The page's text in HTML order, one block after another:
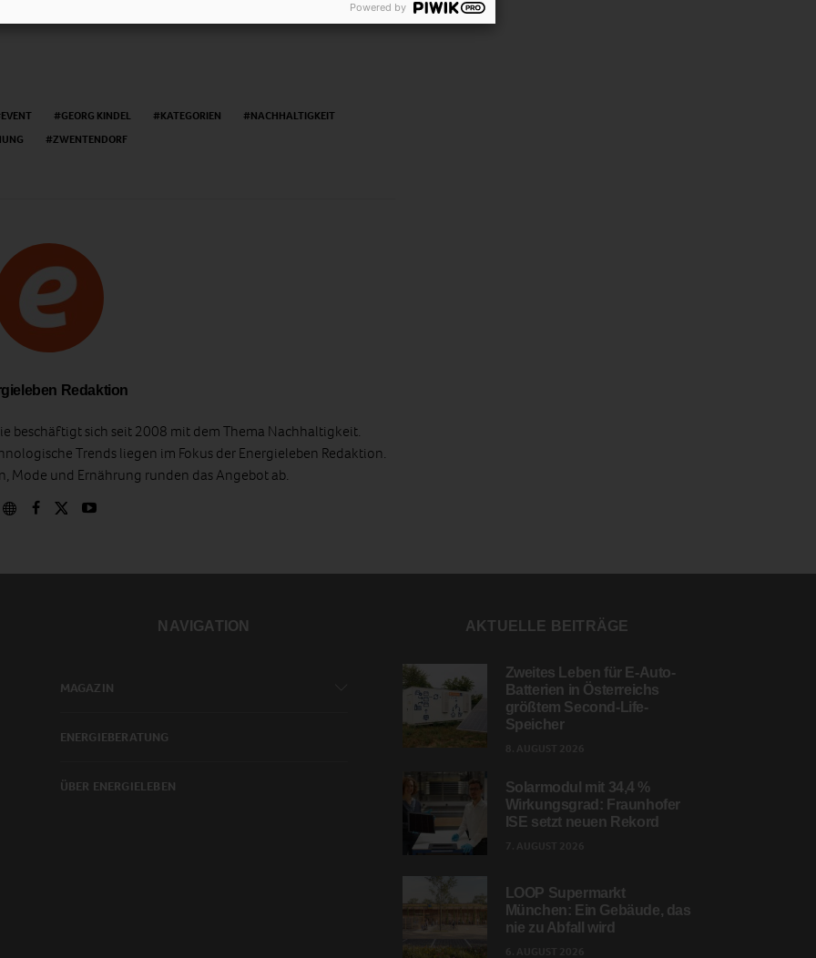
EVENT GEORG KINDEL KATEGORIEN
NACHHALTIGKEIT
ZWENTENDORF
Redaktion
beschäftigt sich seit 2008 mit dem Thema Nachhaltigkeit.
Trends liegen im Fokus der Energieleben Redaktion.
Mode und Ernährung runden das Angebot ab.
NAVIGATION
MAGAZIN
ENERGIEBERATUNG
ÜBER ENERGIELEBEN
AKTUELLE BEITRÄGE
Zweites Leben für E-Auto-
Batterien in Österreichs
größtem Second-Life-
Speicher
Solarmodul mit 34,4 %
Wirkungsgrad: Fraunhofer
ISE setzt neuen Rekord
LOOP Supermarkt
München: Ein Gebäude, das
nie zu Abfall wird
Powered by